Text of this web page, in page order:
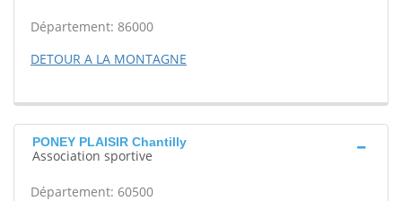
Département: 86000
DETOUR A LA MONTAGNE
PONEY PLAISIR Chantilly
Association sportive
Département: 60500